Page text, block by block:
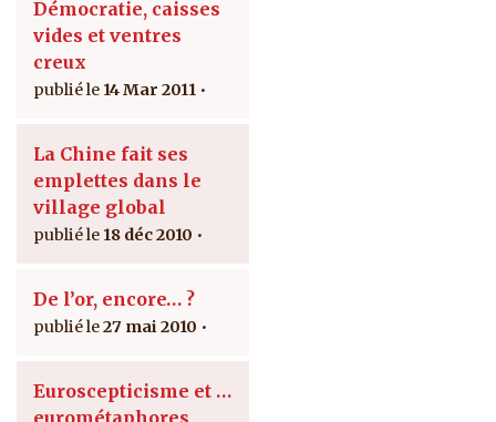
Démocratie, caisses
vides et ventres
creux
14 Mar 2011
La Chine fait ses
emplettes dans le
village global
18 déc 2010
De l’or, encore… ?
27 mai 2010
Euroscepticisme et …